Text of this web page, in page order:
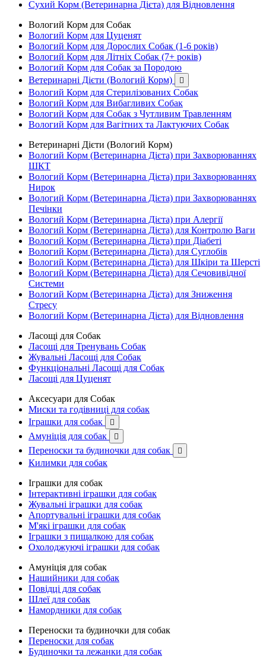
Сухий Корм (Ветеринарна Дієта) для Відновлення
Вологий Корм для Собак
Вологий Корм для Цуценят
Вологий Корм для Дорослих Собак (1-6 років)
Вологий Корм для Літніх Собак (7+ років)
Вологий Корм для Собак за Породою
Ветеринарні Дієти (Вологий Корм)

Вологий Корм для Стерилізованих Собак
Вологий Корм для Вибагливих Собак
Вологий Корм для Собак з Чутливим Травленням
Вологий Корм для Вагітних та Лактуючих Собак
Ветеринарні Дієти (Вологий Корм)
Вологий Корм (Ветеринарна Дієта) при Захворюваннях
ШКТ
Вологий Корм (Ветеринарна Дієта) при Захворюваннях
Нирок
Вологий Корм (Ветеринарна Дієта) при Захворюваннях
Печінки
Вологий Корм (Ветеринарна Дієта) при Алергії
Вологий Корм (Ветеринарна Дієта) для Контролю Ваги
Вологий Корм (Ветеринарна Дієта) при Діабеті
Вологий Корм (Ветеринарна Дієта) для Суглобів
Вологий Корм (Ветеринарна Дієта) для Шкіри та Шерсті
Вологий Корм (Ветеринарна Дієта) для Сечовивідної
Системи
Вологий Корм (Ветеринарна Дієта) для Зниження
Стресу
Вологий Корм (Ветеринарна Дієта) для Відновлення
Ласощі для Собак
Ласощі для Тренувань Собак
Жувальні Ласощі для Собак
Функціональні Ласощі для Собак
Ласощі для Цуценят
Аксесуари для Собак
Миски та годівниці для собак
Іграшки для собак

Амуніція для собак 
Переноски та будиночки для собак 
Килимки для собак
Іграшки для собак
Інтерактивні іграшки для собак
Жувальні іграшки для собак
Апортувальні іграшки для собак
М'які іграшки для собак
Іграшки з пищалкою для собак
Охолоджуючі іграшки для собак
Амуніція для собак
Нашийники для собак
Повідці для собак
Шлеї для собак
Намордники для собак
Переноски та будиночки для собак
Переноски для собак
Будиночки та лежанки для собак